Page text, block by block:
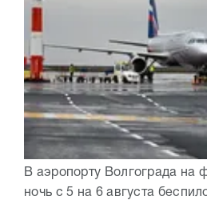
В аэропорту Волгограда на
ночь с 5 на 6 августа